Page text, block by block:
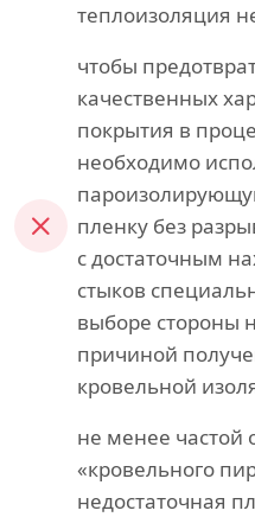
теплоизоляция
чтобы
качественных
покрытия в
необходимо
пленку без
с достаточным
стыков
выборе стороны
причиной
кровельной
не менее частой
«кровельного
недостаточная